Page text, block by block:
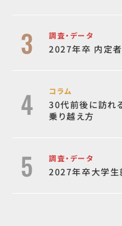
調査・データ
2027年卒 内定
コラム
30代前後に訪れ
乗り越え方
調査・データ
2027年卒大学生